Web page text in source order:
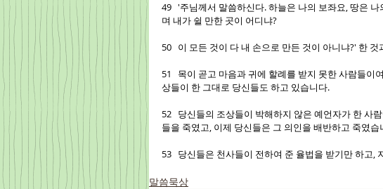
49   '주님께서 말씀하신다. 하늘은 나의 보좌요, 땅은
며 내가 쉴 만한 곳이 어디냐?
50   이 모든 것이 다 내 손으로 만든 것이 아니냐?' 한
51   목이 곧고 마음과 귀에 할례를 받지 못한 사람들
상들이 한 그대로 당신들도 하고 있습니다.
52   당신들의 조상들이 박해하지 않은 예언자가 한
들을 죽였고, 이제 당신들은 그 의인을 배반하고 죽였습
53   당신들은 천사들이 전하여 준 율법을 받기만 하고,
말씀묵상